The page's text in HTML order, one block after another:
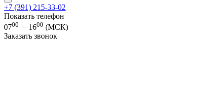
+7 (391) 215-33-02
Показать телефон
0700 —1600 (МСК)
Заказать звонок